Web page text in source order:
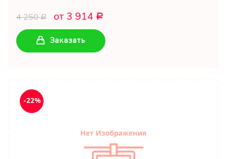
4 250Р от 3 914 Р
Заказать
-22%